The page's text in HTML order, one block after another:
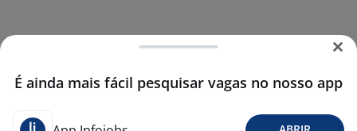
É ainda mais fácil pesquisar vagas no nosso app